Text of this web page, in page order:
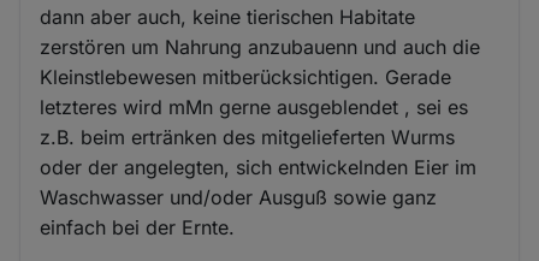
dann aber auch, keine tierischen Habitate
zerstören um Nahrung anzubauenn und auch die
Kleinstlebewesen mitberücksichtigen. Gerade
letzteres wird mMn gerne ausgeblendet , sei es
z.B. beim ertränken des mitgelieferten Wurms
oder der angelegten, sich entwickelnden Eier im
Waschwasser und/oder Ausguß sowie ganz
einfach bei der Ernte.